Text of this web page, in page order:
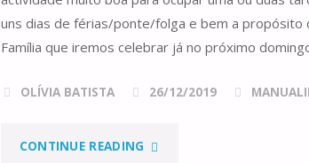
uns dias de férias/ponte/folga e bem a propósito
Família que iremos celebrar já no próximo
OLÍVIA BATISTA 26/12/2019
CONTINUE READING "EM